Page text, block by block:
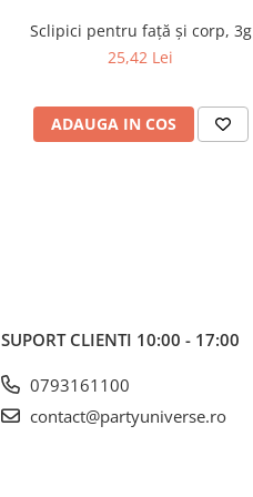
Sclipici pentru față și corp, 3g
25,42 Lei
ADAUGA IN COS
SUPORT CLIENTI 10:00 - 17:00
0793161100
contact@partyuniverse.ro